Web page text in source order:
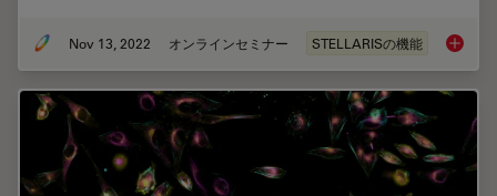
Nov 13, 2022 オンラインセミナー STELLARISの機能